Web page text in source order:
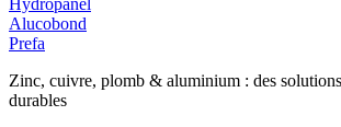
Hydropanel
Alucobond
Prefa
Zinc, cuivre, plomb & aluminium : des
durables